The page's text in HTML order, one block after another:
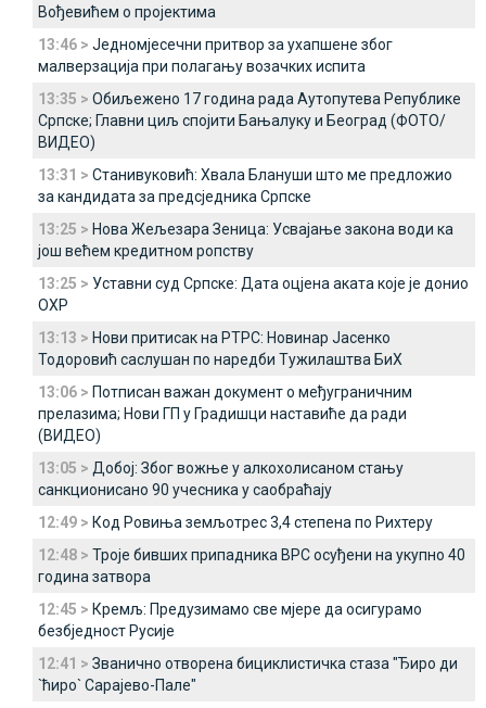
Вођевићем о пројектима
13:46 > Једномјесечни притвор за ухапшене због
малверзација при полагању возачких испита
13:35 > Обиљежено 17 година рада Аутопутева Републике
Српске; Главни циљ спојити Бањалуку и Београд (ФОТО/
ВИДЕО)
13:31 > Станивуковић: Хвала Блануши што ме предложио
за кандидата за предсједника Српске
13:25 > Нова Жељезара Зеница: Усвајање закона води ка
још већем кредитном ропству
13:25 > Уставни суд Српске: Дата оцјена аката које је донио
ОХР
13:13 > Нови притисак на РТРС: Новинар Јасенко
Тодоровић саслушан по наредби Тужилаштва БиХ
13:06 > Потписан важан документ о међуграничним
прелазима; Нови ГП у Градишци наставиће да ради
(ВИДЕО)
13:05 > Добој: Због вожње у алкохолисаном стању
санкционисано 90 учесника у саобраћају
12:49 > Код Ровиња земљотрес 3,4 степена по Рихтеру
12:48 > Троје бивших припадника ВРС осуђени на укупно 40
година затвора
12:45 > Кремљ: Предузимамо све мјере да осигурамо
безбједност Русије
12:41 > Званично отворена бициклистичка стаза "Ђиро ди
`ћиро` Сарајево-Пале"